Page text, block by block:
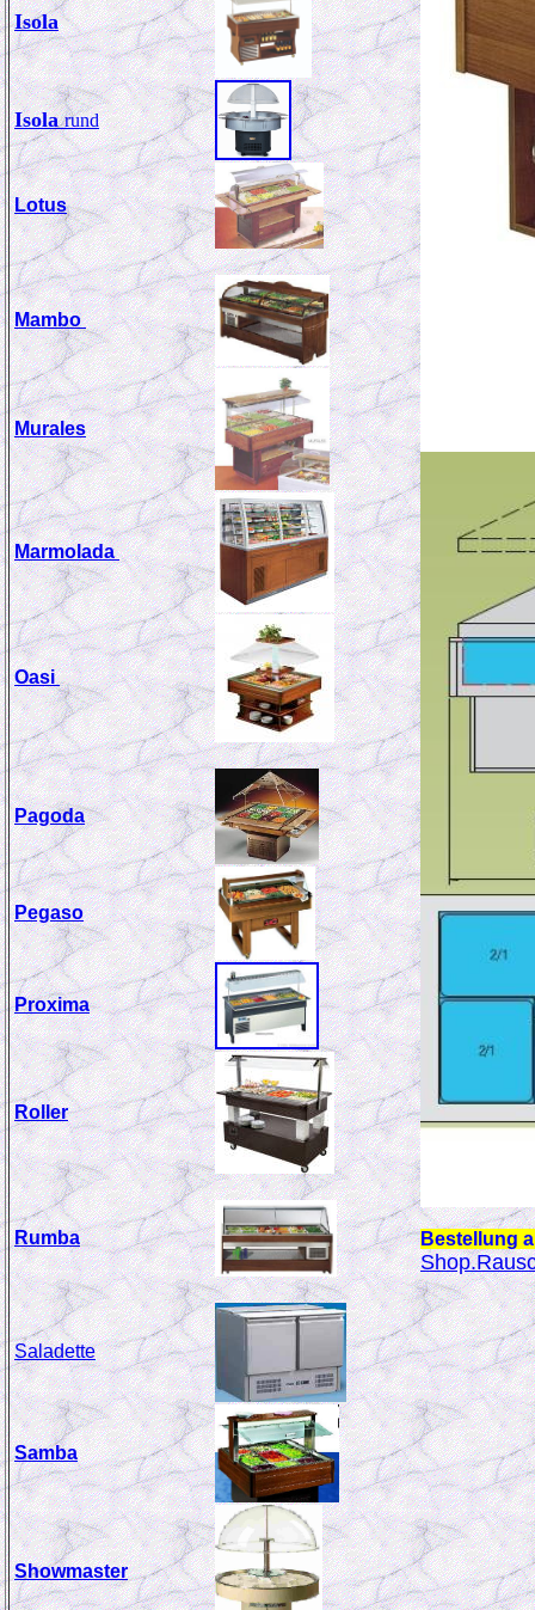
Isola
Isolarund
Lotus
Mambo
Murales
Marmolada
Oasi
Pagoda
Pegaso
Proxima
Roller
Rumba
Saladette
Samba
Showmaster
Bestellung